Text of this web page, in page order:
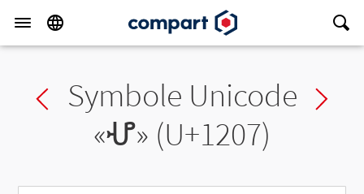
Previous char
Symbole Unicode
«ሇ» (U+1207)